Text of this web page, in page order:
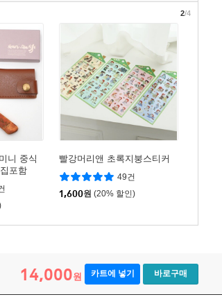
니 중식
포함
빨강머리앤 초록지붕스티커
49건
1,600원 (20% 할인)
2/4
14,000원 카트에 넣기 바로구매